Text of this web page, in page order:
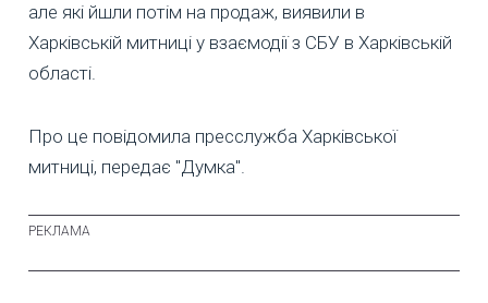
але які йшли потім на продаж, виявили в
Харківській митниці у взаємодії з СБУ в Харківській
області.
Про це повідомила пресслужба Харківської
митниці, передає "Думка".